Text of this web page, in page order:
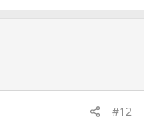
#12